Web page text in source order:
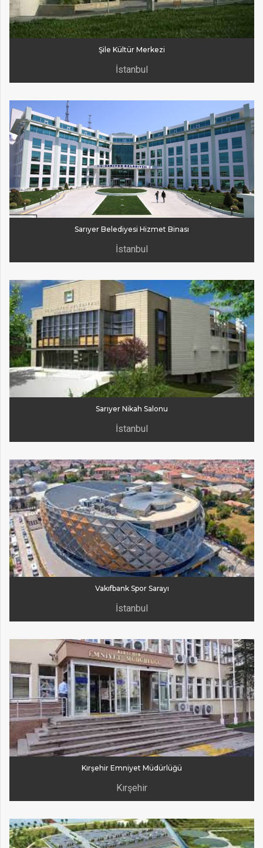
Şile Kültür Merkezi
İstanbul
Sarıyer Belediyesi Hizmet Binası
İstanbul
Sarıyer Nikah Salonu
İstanbul
Vakıfbank Spor Sarayı
İstanbul
Kırşehir Emniyet Müdürlüğü
Kırşehir